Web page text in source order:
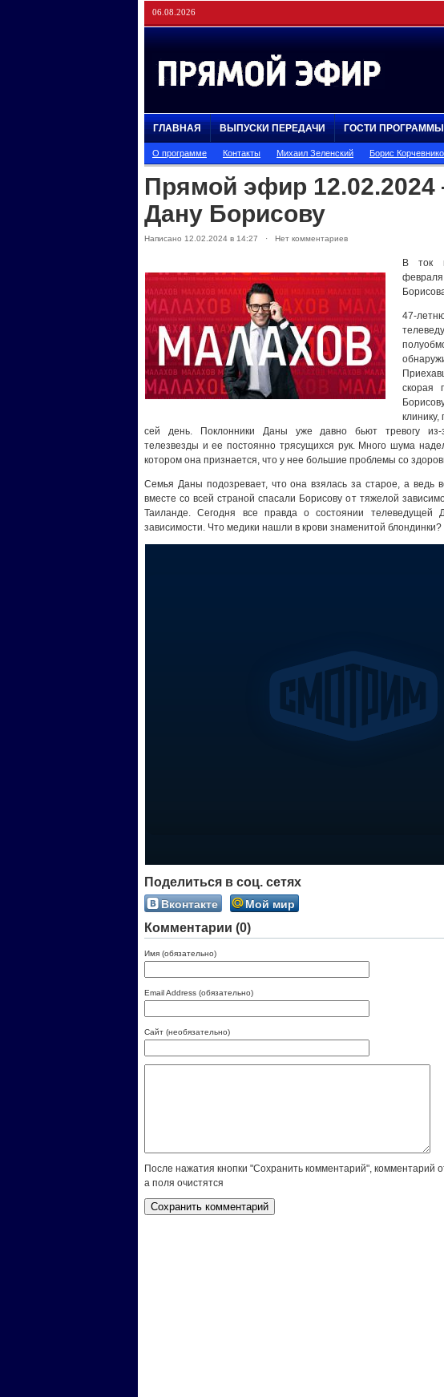
06.08.2026
ГЛАВНАЯ ВЫПУСКИ ПЕРЕДАЧИ ГОСТИ ПРОГРАММЫ
О программе Контакты Михаил Зеленский Борис
Прямой эфир 12.02.2024
Дану Борисову
Написано 12.02.2024 в 14:27 · Нет комментариев
В ток
47-
скорая
клинику,
сей день. Поклонники Даны уже давно бьют тревогу из-
телезвезды и ее постоянно трясущихся рук. Много шума
котором она признается, что у нее большие проблемы со
Семья Даны подозревает, что она взялась за старое, а ведь
вместе со всей страной спасали Борисову от тяжелой
Таиланде. Сегодня все правда о состоянии
зависимости. Что медики нашли в крови знаменитой блондинки?
Поделиться в соц. сетях
Вконтакте Мой мир
Комментарии (0)
Имя (обязательно)
Email Address (обязательно)
Сайт (необязательно)
После нажатия кнопки "Сохранить комментарий", комментарий
а поля очистятся